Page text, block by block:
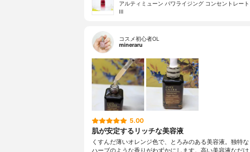
アルティミューン パワライジング コンセントレート
III
コスメ初心者OL
mineraru
5.00
肌が安定するリッチな美容液
くすんだ薄いオレンジ色で、とろみのある美容液。独特な
ハーブのような香りがわずかにします。高い美容液なだけ